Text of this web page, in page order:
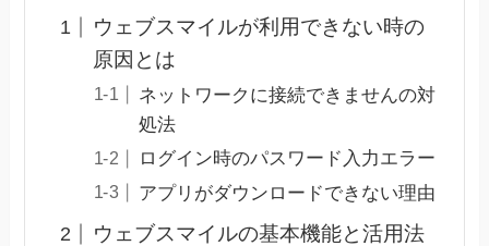
ウェブスマイルが利用できない時の
原因とは
ネットワークに接続できませんの対
処法
ログイン時のパスワード入力エラー
アプリがダウンロードできない理由
ウェブスマイルの基本機能と活用法